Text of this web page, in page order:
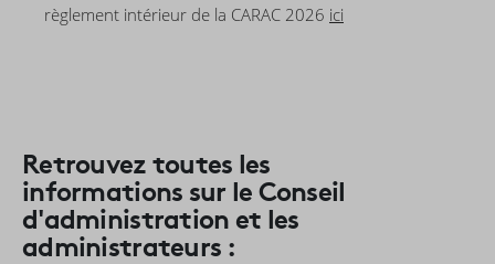
règlement intérieur de la CARAC 2026 ici
Retrouvez toutes les
informations sur le Conseil
d'administration et les
administrateurs :